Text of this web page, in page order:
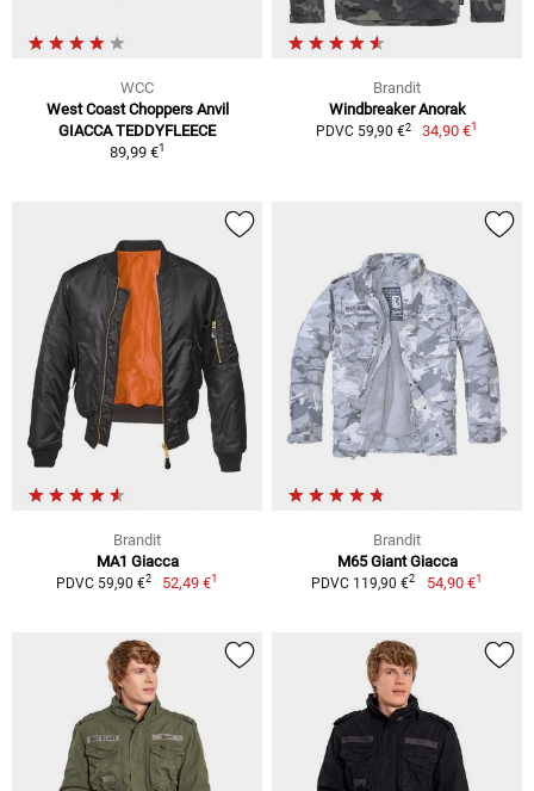
WCC
West Coast Choppers Anvil
GIACCA TEDDYFLEECE
89,99 €1
Brandit
Windbreaker Anorak
PDVC 59,90 €2 34,90 €1
Brandit
MA1 Giacca
PDVC 59,90 €2 52,49 €1
Brandit
M65 Giant Giacca
PDVC 119,90 €2 54,90 €1